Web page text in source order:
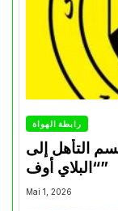
رابطة الهواة
التأهل إلى
“البلاي أوف”
Mai 1, 2026